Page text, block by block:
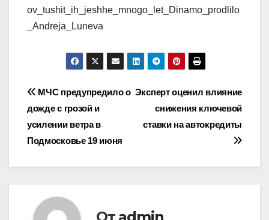
ov_tushit_ih_jeshhe_mnogo_let_Dinamo_prodlilo
_Andreja_Luneva
Навигация
по
записям
Эксперт оценил влияние
снижения ключевой
ставки на автокредиты
МЧС предупредило о
дожде с грозой и
усилении ветра в
Подмосковье 19 июня
От admin